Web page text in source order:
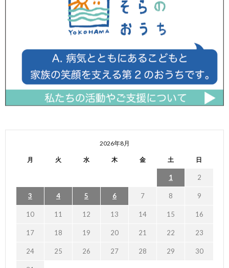
2026年8月
月 火 水 木 金 土 日
1 2
3 4 5 6 7 8 9
10 11 12 13 14 15 16
17 18 19 20 21 22 23
24 25 26 27 28 29 30